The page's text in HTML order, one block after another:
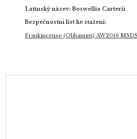
Latinský název: Boswellia Carterii
Bezpečnostní list ke stažení:
Frankincense (Olibanum) AW2016 MSDS